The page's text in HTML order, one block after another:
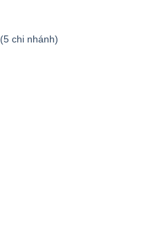
(5 chi nhánh)